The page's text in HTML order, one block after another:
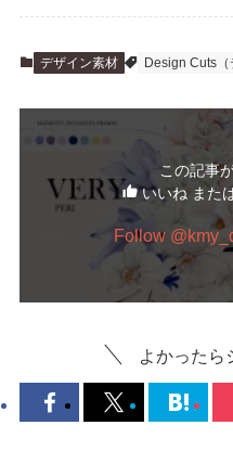
デザイン素材 Design Cuts（
この記事
いいね また
Follow
よかったら